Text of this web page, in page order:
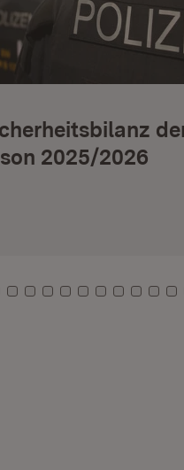
2025/2026
0 1 2
Kachel: 3
Zu Kachel: 4
Zu Kachel: 5
Zu Kachel: 6
Zu Kachel: 7
Zu Kachel: 8
Zu Kachel:
ZuZuZu